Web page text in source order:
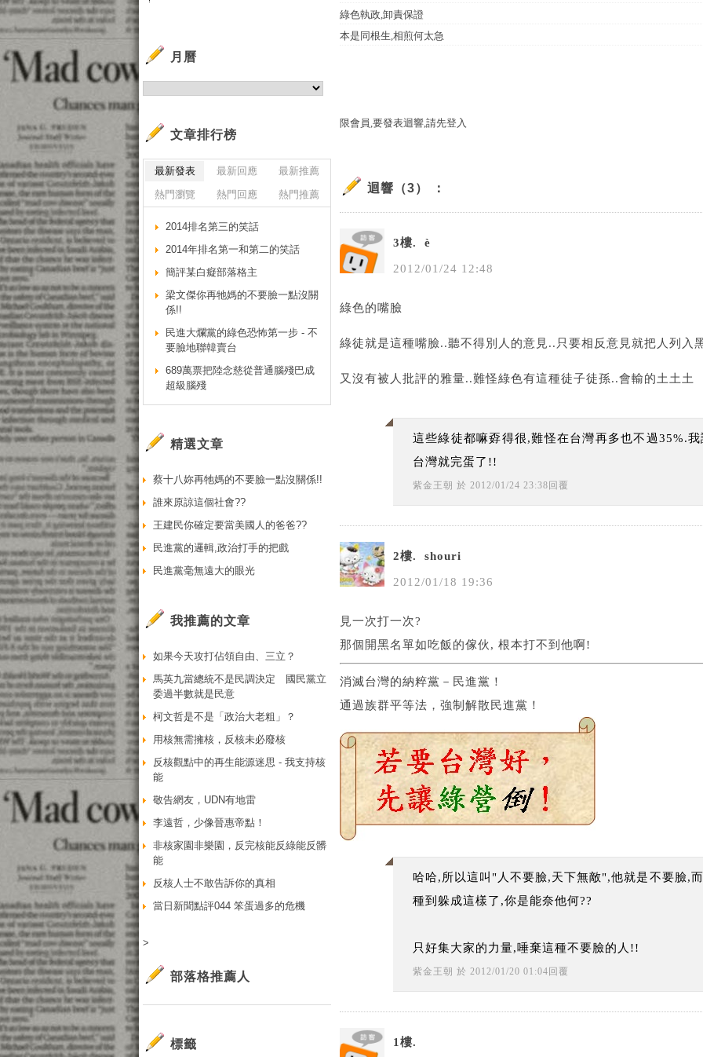
綠色執政,卸責保證
本是同根生,相煎何太急
限會員,要發表迴響,請先登入
迴響（3） ：
3樓. è­
2012/01 /24 12:48
綠色的嘴臉
綠徒就是這種嘴臉..聽不得別人的意見..只要相反意見就把人列入
又沒有被人批評的雅量..難怪綠色有這種徒子徒孫..會輸的土土土
這些綠徒都嘛孬得很,難怪在台灣再多也不過35%.
台灣就完蛋了!!
紫金王朝 於 2012/01/24 23:38 回覆
2樓. shouri
2012/01 /18 19:36
見一次打一次?
那個開黑名單如吃飯的傢伙, 根本打不到他啊!
消滅台灣的納粹黨－民進黨！
通過族群平等法，強制解散民進黨！
哈哈,所以這叫"人不要臉,天下無敵",他就是不要臉,
種到躲成這樣了,你是能奈他何??
只好集大家的力量,唾棄這種不要臉的人!!
紫金王朝 於 2012/01/20 01 :04 回覆
1樓.
月曆
文章排行榜
最新發表 最新回應
最新推薦
熱門瀏覽
熱門回應 熱門推薦
2014排名第三的笑話
2014年排名第一和第二的笑話
簡評某白癡部落格主
梁文傑你再牠媽的不要臉一點沒關
係!!
民進大爛黨的綠色恐怖第一步 - 不
要臉地聯韓賣台
689萬票把陸念慈從普通腦殘巴成
超級腦殘
精選文章
蔡十八妳再牠媽的不要臉一點沒關係!!
誰來原諒這個社會??
王建民你確定要當美國人的爸爸??
民進黨的邏輯,政治打手的把戲
民進黨毫無遠大的眼光
我推薦的文章
如果今天攻打佔領自由、三立？
馬英九當總統不是民調決定 國民黨立
委過半數就是民意
柯文哲是不是「政治大老粗」？
用核無需擁核，反核未必廢核
反核觀點中的再生能源迷思 - 我支持核
能
敬告網友，UDN有地雷
李遠哲，少像晉惠帝點！
非核家園非樂園，反完核能反綠能反髒
能
反核人士不敢告訴你的真相
當日新聞點評044 笨蛋過多的危機
>
部落格推薦人
標籤